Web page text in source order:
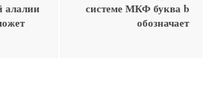
алалии
системе МКФ буква b
обозначает